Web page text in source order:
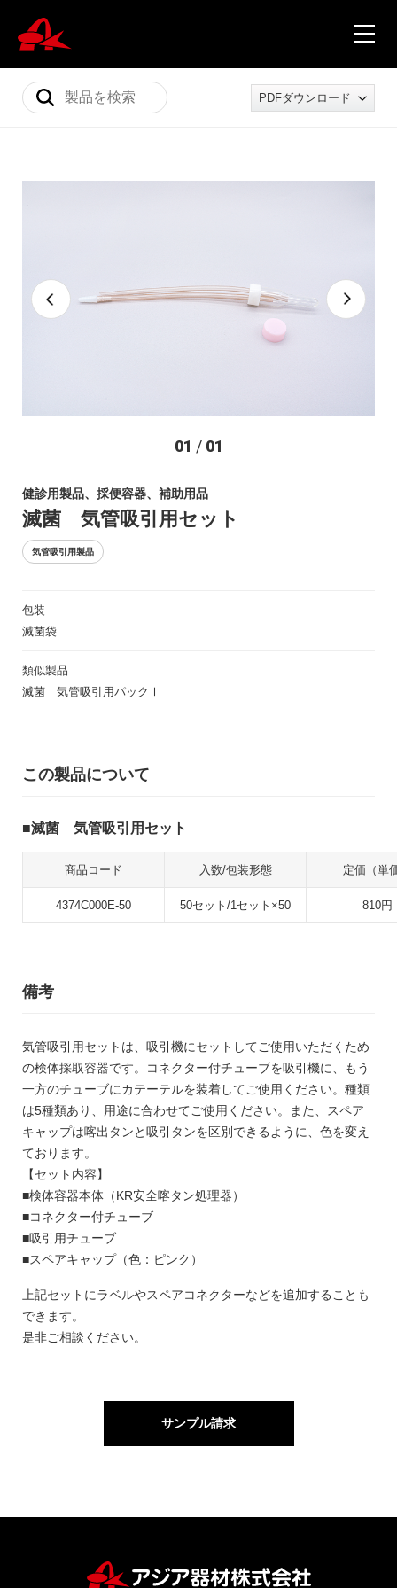
会社概要
© ASIAKIZAI Inc. All Rights Reserved.
PDFダウンロード
01 / 01
健診用製品、採便容器、補助用品
滅菌 気管吸引用セット
気管吸引用製品
包装
滅菌袋
類似製品
滅菌 気管吸引用パックⅠ
この製品について
滅菌 気管吸引用セット
商品コード 入数/包装形態 定価（単
4374C000E-50 50セット/1セット×50 810円
備考
気管吸引用セットは、吸引機にセットしてご使用いただくため
の検体採取容器です。コネクター付チューブを吸引機に、もう
一方のチューブにカテーテルを装着してご使用ください。種類
は5種類あり、用途に合わせてご使用ください。また、スペア
キャップは喀出タンと吸引タンを区別できるように、色を変え
ております。
【セット内容】
■検体容器本体（KR安全喀タン処理器）
■コネクター付チューブ
■吸引用チューブ
■スペアキャップ（色：ピンク）
上記セットにラベルやスペアコネクターなどを追加することも
できます。
是非ご相談ください。
サンプル請求